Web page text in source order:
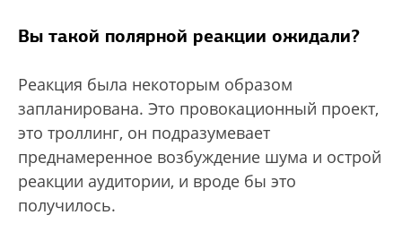
Вы такой полярной реакции ожидали?
Реакция была некоторым образом
запланирована. Это провокационный проект,
это троллинг, он подразумевает
преднамеренное возбуждение шума и острой
реакции аудитории, и вроде бы это
получилось.